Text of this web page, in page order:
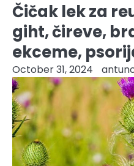
Čičak lek za
giht, čireve,
ekceme,
October 31, 2024